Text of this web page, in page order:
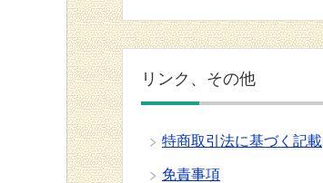
リンク、その他
特商取引法に基づく記載
免責事項